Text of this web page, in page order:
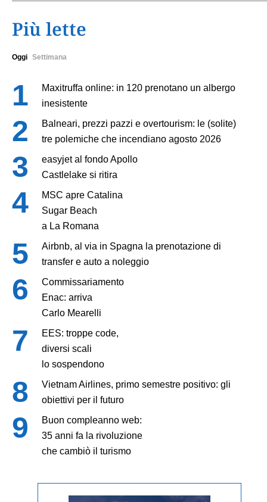
Più lette
Oggi Settimana
Maxitruffa online: in 120 prenotano un albergo
inesistente
Balneari, prezzi pazzi e overtourism: le (solite)
tre polemiche che incendiano agosto 2026
easyjet al fondo Apollo
Castlelake si ritira
MSC apre Catalina
Sugar Beach
a La Romana
Airbnb, al via in Spagna la prenotazione di
transfer e auto a noleggio
Commissariamento
Enac: arriva
Carlo Mearelli
EES: troppe code,
diversi scali
lo sospendono
Vietnam Airlines, primo semestre positivo: gli
obiettivi per il futuro
Buon compleanno web:
35 anni fa la rivoluzione
che cambiò il turismo